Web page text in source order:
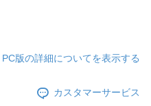
PC版の詳細についてを表示する
カスタマーサービス